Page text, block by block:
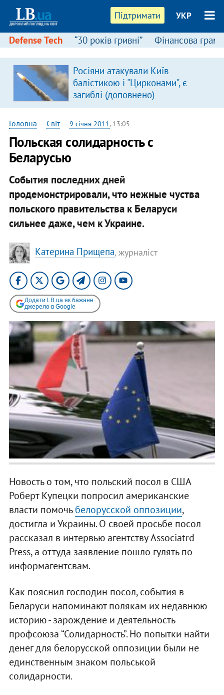
Підтримати УКР
Defense Tech “30 років гривні” Фінансова
Росіяни атакували Київ
балістикою і "Цирконами", є
загиблі (доповнено)
Головна — Світ— 9 січня 2011, 13:05
Польская солидарность с
Беларусью
События последних дней
продемонстрировали, что нежные чуства
польского правительства к Беларуси
сильнее даже, чем к Украине.
Катерина Прищепа, журналіст
Додати LB.ua як бажане
джерело в Google
Новость о том, что польский посол в США
Роберт Купецки попросил американские
власти помочьбелорусской оппозиции,
достигла и Украины. О своей просьбе посол
рассказал в интервью агентству Associatrd
Press, а оттуда заявление пошло гулять по
информагентсвам.
Как пояснил господин посол, события в
Беларуси напоминают полякам их недавнюю
историю - зарождение и деятельность
профсоюза “Солидарность”. Но попытки найти
денег для белорусской оппозиции были не
единственным знаком польськой
солидарности.